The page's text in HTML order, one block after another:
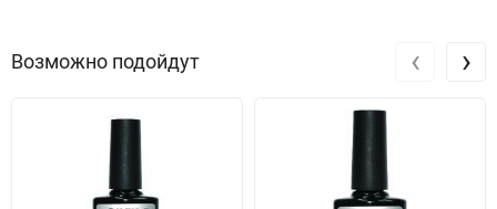
Возможно подойдут ‹ ›